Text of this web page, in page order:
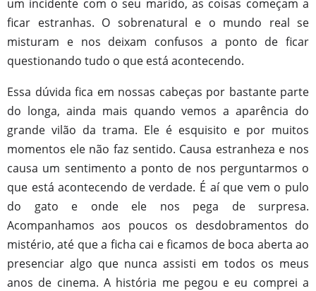
um incidente com o seu marido, as coisas começam a
ficar estranhas. O sobrenatural e o mundo real se
misturam e nos deixam confusos a ponto de ficar
questionando tudo o que está acontecendo.
Essa dúvida fica em nossas cabeças por bastante parte
do longa, ainda mais quando vemos a aparência do
grande vilão da trama. Ele é esquisito e por muitos
momentos ele não faz sentido. Causa estranheza e nos
causa um sentimento a ponto de nos perguntarmos o
que está acontecendo de verdade. É aí que vem o pulo
do gato e onde ele nos pega de surpresa.
Acompanhamos aos poucos os desdobramentos do
mistério, até que a ficha cai e ficamos de boca aberta ao
presenciar algo que nunca assisti em todos os meus
anos de cinema. A história me pegou e eu comprei a